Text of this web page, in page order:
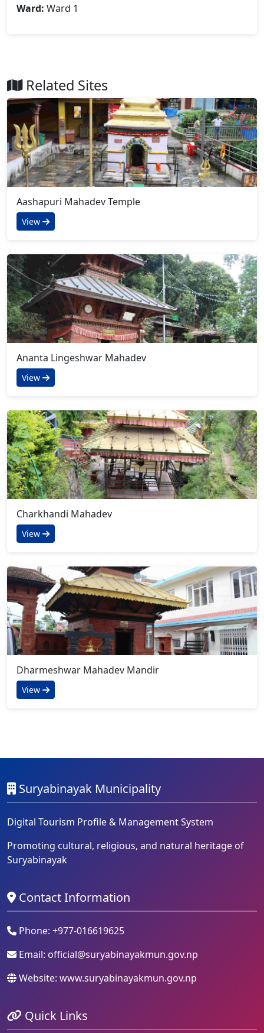
Ward: Ward 1
Related Sites
Aashapuri Mahadev Temple
View
Ananta Lingeshwar Mahadev
View
Charkhandi Mahadev
View
Dharmeshwar Mahadev Mandir
View
Suryabinayak Municipality
Digital Tourism Profile & Management System
Promoting cultural, religious, and natural heritage of
Suryabinayak
Contact Information
Phone: +977-016619625
Email: official@suryabinayakmun.gov.np
Website: www.suryabinayakmun.gov.np
Quick Links